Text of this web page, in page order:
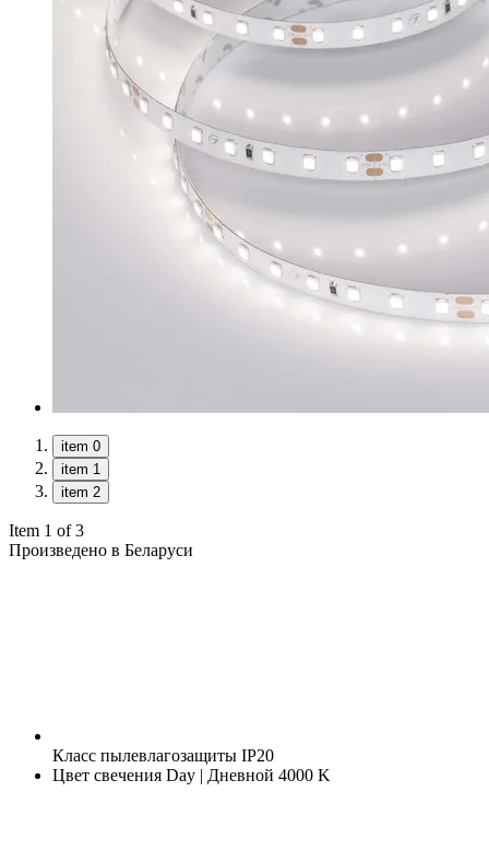
item 0
item 1
item 2
Item 1 of 3
Произведено в Беларуси
Класс пылевлагозащиты IP20
Цвет свечения Day | Дневной 4000 K